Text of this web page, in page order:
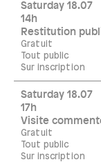
Saturday 18.07
14h
Restitution
Gratuit
Tout public
Sur inscription
Saturday 18.07
17h
Visite
Gratuit
Tout public
Sur inscription